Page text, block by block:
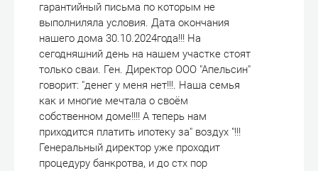
гарантийный письма по которым не
выполниляла условия. Дата окончания
нашего дома 30.10.2024года!!! На
сегодняшний день на нашем участке стоят
только сваи. Ген. Директор ООО "Апельсин"
говорит: "денег у меня нет!!!. Наша семья
как и многие мечтала о своём
собственном доме!!!! А теперь нам
приходится платить ипотеку за" воздух "!!!
Генеральный директор уже проходит
процедуру банкротва, и до стх пор